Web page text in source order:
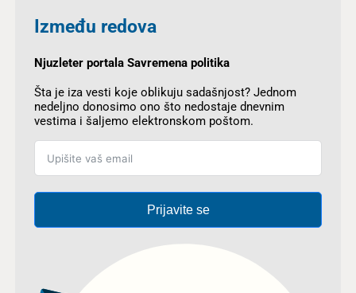
Između redova
Njuzleter portala Savremena politika
Šta je iza vesti koje oblikuju sadašnjost? Jednom
nedeljno donosimo ono što nedostaje dnevnim
vestima i šaljemo elektronskom poštom.
Prijavite se